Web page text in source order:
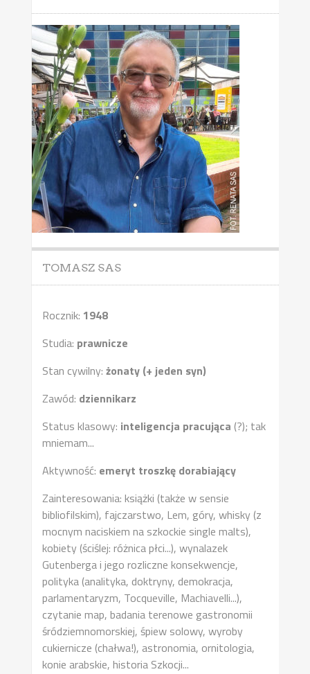
TOMASZ SAS
Rocznik: 1948
Studia: prawnicze
Stan cywilny: żonaty (+ jeden syn)
Zawód: dziennikarz
Status klasowy: inteligencja pracująca (?); tak
mniemam...
Aktywność: emeryt troszkę dorabiający
Zainteresowania: książki (także w sensie
bibliofilskim), fajczarstwo, Lem, góry, whisky (z
mocnym naciskiem na szkockie single malts),
kobiety (ściślej: różnica płci...), wynalazek
Gutenberga i jego rozliczne konsekwencje,
polityka (analityka, doktryny, demokracja,
parlamentaryzm, Tocqueville, Machiavelli...),
czytanie map, badania terenowe gastronomii
śródziemnomorskiej, śpiew solowy, wyroby
cukiernicze (chałwa!), astronomia, ornitologia,
konie arabskie, historia Szkocji...